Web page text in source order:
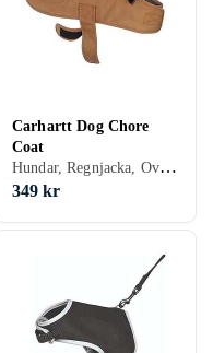
Carhartt Dog Chore
Coat
Hundar, Regnjacka, Overall, Svart, Brun, Orange, S, M, L, XL
349 kr